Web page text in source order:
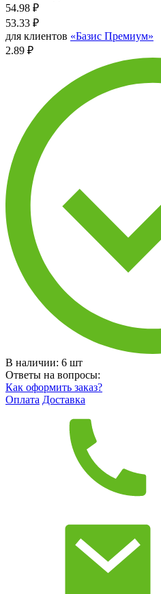
54.98 ₽
53.33 ₽
для клиентов «Базис Премиум»
2.89 ₽
В наличии: 6 шт
Ответы на вопросы:
Как оформить заказ?
Оплата Доставка